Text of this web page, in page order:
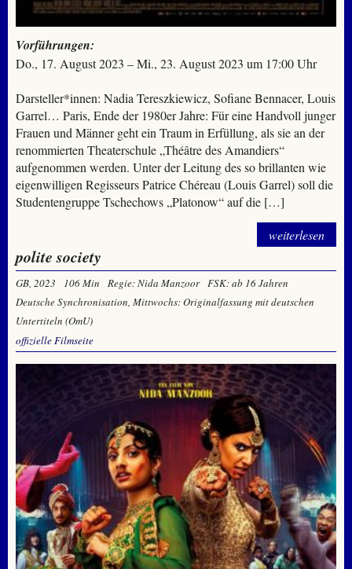
Vorführungen:
Do., 17. August 2023 – Mi., 23. August 2023 um 17:00 Uhr
Darsteller*innen: Nadia Tereszkiewicz, Sofiane Bennacer, Louis
Garrel… Paris, Ende der 1980er Jahre: Für eine Handvoll junger
Frauen und Männer geht ein Traum in Erfüllung, als sie an der
renommierten Theaterschule „Théâtre des Amandiers“
aufgenommen werden. Unter der Leitung des so brillanten wie
eigenwilligen Regisseurs Patrice Chéreau (Louis Garrel) soll die
Studentengruppe Tschechows „Platonow“ auf die […]
weiterlesen
polite society
GB, 2023 106 Min Regie: Nida Manzoor FSK: ab 16 Jahren
Deutsche Synchronisation, Mittwochs: Originalfassung mit deutschen
Untertiteln (OmU)
offizielle Filmseite